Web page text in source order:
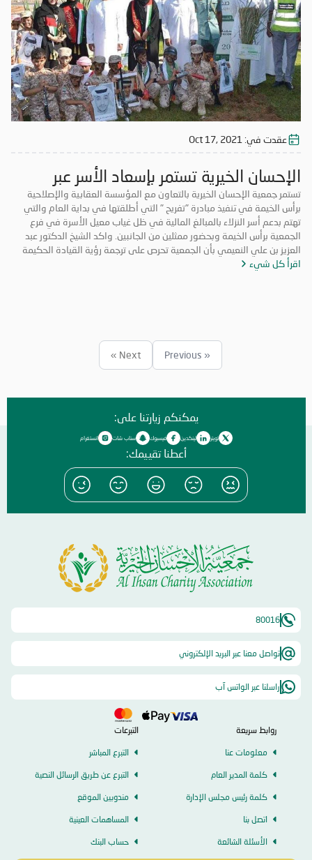
عبد العزيز ين علي النعيمي بالشكر إلى أصحاب الأيادي البيضاء من المحسنين
الذين بادروا وأسهموا في مبادرة"تفريح" لإدخال الفرحة على أسر النزلاء
وتفريج الكربه عنهم
عقدت في: Oct 17, 2021
الإحسان الخيرية تستمر بإسعاد الأسر عبر
مبادرة تفريج
تستمر جمعية الإحسان الخيرية بالتعاون مع المؤسسة العقابية والإصلاحية
برأس الخيمة في تنفيذ مبادرة "تفريح " التي أطلقتها في بداية العام والتي
تهتم بدعم أسر النزلاء بالمبالغ المالية في ظل غياب معيل الأسرة في فرع
الجمعية برأس الخيمة وبحضور ممثلين من الجانبين. واكد الشيخ الدكتور عبد
العزيز بن علي النعيمي بأن الجمعية تحرص على ترجمة رؤية القيادة الحكيمة
وإيماناً بالدور المحوري تجاه المسؤولية المجتمعية في مجال العمل الخيري
نافذة أمل جديدة لهم وليساهموا في خدمة مجتمعم. وتوجه الشيخ الدكتور
عبد العزيز ين علي النعيمي بالشكر إلى أصحاب الأيادي البيضاء من المحسنين
اقرأ كل شيء
« Previous
Next »
يمكنكم زيارتنا على:
تويتر لينكدين فيسبوك سناب شات انستغرام
أعطنا تقييمك:
80016
تواصل معنا عبر البريد الإلكتروني
راسلنا عبر الواتس آب
روابط سريعة
معلومات عنا
كلمة المدير العام
كلمة رئيس مجلس الإدارة
اتصل بنا
الأسئلة الشائعة
التبرعات
التبرع المباشر
التبرع عن طريق الرسائل النصية
مندوبين الموقع
المساهمات العينية
حساب البنك